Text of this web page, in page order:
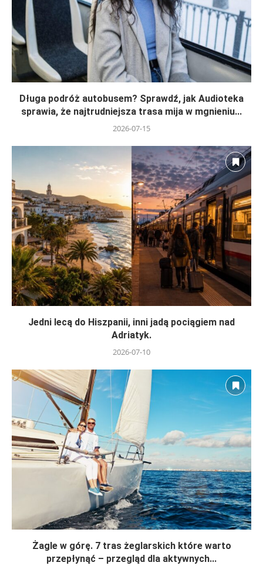
Długa podróż autobusem? Sprawdź, jak Audioteka
sprawia, że najtrudniejsza trasa mija w mgnieniu...
2026-07-15
Jedni lecą do Hiszpanii, inni jadą pociągiem nad
Adriatyk.
2026-07-10
Żagle w górę. 7 tras żeglarskich które warto
przepłynąć – przegląd dla aktywnych...